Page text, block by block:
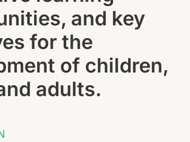
and key
for the
of children,
adults.